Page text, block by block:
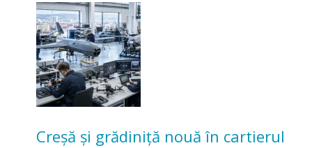
înceapă în toamna acestui an
Creșă și grădiniță nouă în cartierul